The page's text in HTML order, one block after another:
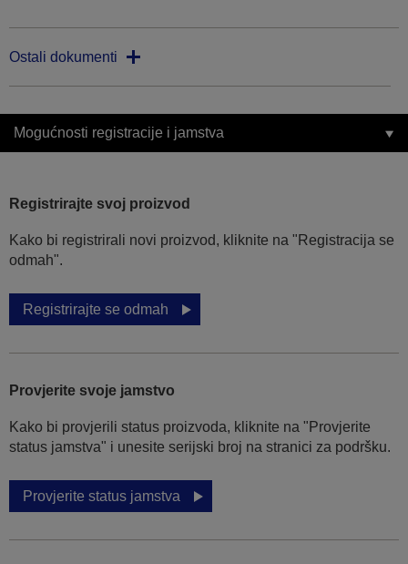
Ostali dokumenti
Mogućnosti registracije i jamstva
Registrirajte svoj proizvod
Kako bi registrirali novi proizvod, kliknite na "Registracija se
odmah".
Registrirajte se odmah
Provjerite svoje jamstvo
Kako bi provjerili status proizvoda, kliknite na "Provjerite
status jamstva" i unesite serijski broj na stranici za podršku.
Provjerite status jamstva